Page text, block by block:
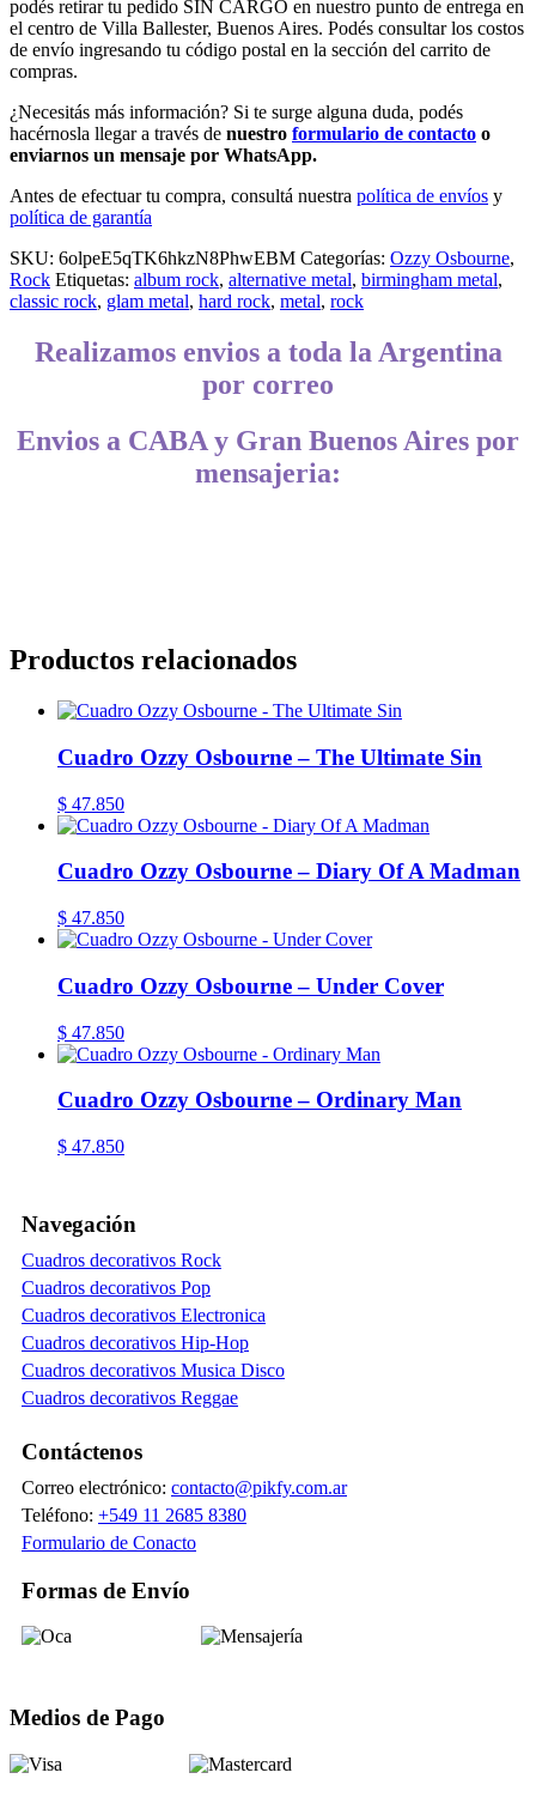
podés retirar tu pedido SIN CARGO en nuestro punto de entrega en
el centro de Villa Ballester, Buenos Aires. Podés consultar los costos
de envío ingresando tu código postal en la sección del carrito de
compras.
¿Necesitás más información? Si te surge alguna duda, podés
hacérnosla llegar a través de nuestro formulario de contacto o
enviarnos un mensaje por WhatsApp.
Antes de efectuar tu compra, consultá nuestra política de envíos y
política de garantía
SKU: 6olpeE5qTK6hkzN8PhwEBM Categorías: Ozzy Osbourne,
Rock Etiquetas: album rock, alternative metal, birmingham metal,
classic rock, glam metal, hard rock, metal, rock
Realizamos envios a toda la Argentina
por correo
Envios a CABA y Gran Buenos Aires por
mensajeria:
Productos relacionados
Cuadro Ozzy Osbourne – The Ultimate Sin
$ 47.850
Cuadro Ozzy Osbourne – Diary Of A Madman
$ 47.850
Cuadro Ozzy Osbourne – Under Cover
$ 47.850
Cuadro Ozzy Osbourne – Ordinary Man
$ 47.850
Navegación
Cuadros decorativos Rock
Cuadros decorativos Pop
Cuadros decorativos Electronica
Cuadros decorativos Hip-Hop
Cuadros decorativos Musica Disco
Cuadros decorativos Reggae
Contáctenos
Correo electrónico: contacto@pikfy.com.ar
Teléfono: +549 11 2685 8380
Formulario de Conacto
Formas de Envío
Medios de Pago